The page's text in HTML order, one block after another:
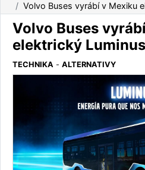
Volvo Buses vyrábí v Mexiku
Volvo Buses
elektrický Luminus
TECHNIKA - ALTERNATIVY